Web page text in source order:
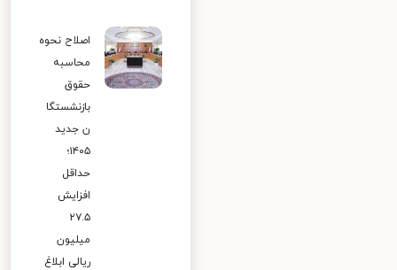
اصلاح نحوه
محاسبه
حقوق
بازنشستگا
ن جدید
۱۴۰۵؛
حداقل
افزایش
۲۷.۵
میلیون
ریالی ابلاغ